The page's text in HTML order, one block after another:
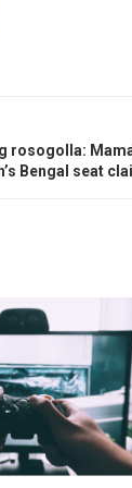
rosogolla:
Bengal seat